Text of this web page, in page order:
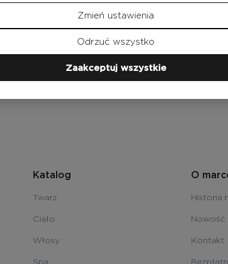
Katalog
Twarz
Ciało
Włosy
Spa
O
Historia
Nowość
Kontakt
Zmień ustawienia
Odrzuć wszystko
Zaakceptuj wszystkie